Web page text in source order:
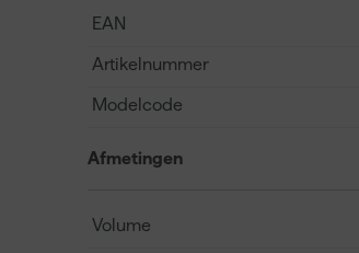
EAN
Artikelnummer
Modelcode
Afmetingen
Volume